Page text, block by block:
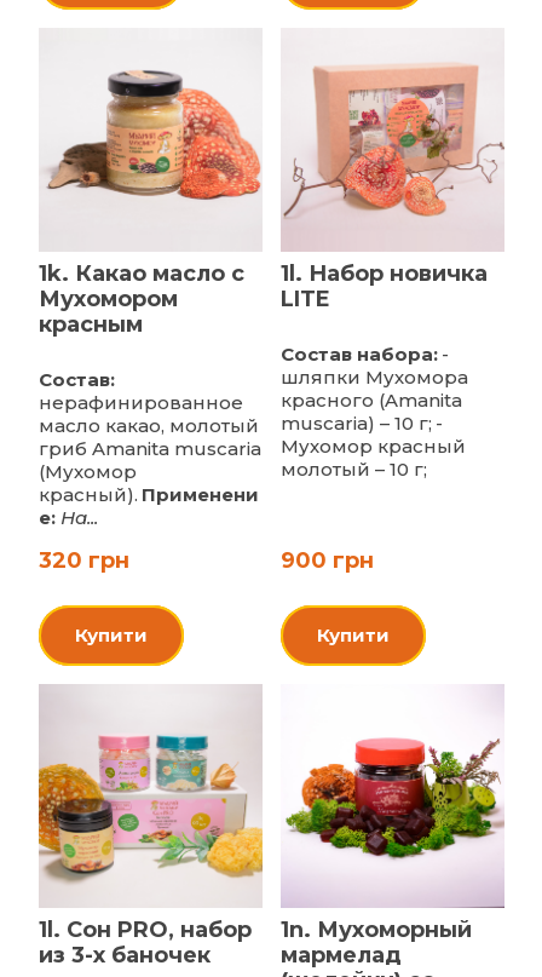
1k. Какао масло с
Мухомором
красным
Состав:
нерафинированное
масло какао, молотый
гриб Amanita muscaria
(Мухомор
красный). Применени
е: На...
320 грн
Купити
1l. Набор новичка
LITE
Состав набора: -
шляпки Мухомора
красного (Amanita
muscaria) – 10 г; -
Мухомор красный
молотый – 10 г;
900 грн
Купити
1l. Сон PRO, набор
из 3-х баночек
1n. Мухоморный
мармелад